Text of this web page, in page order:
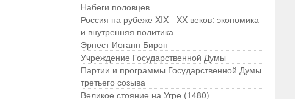
Набеги половцев
Россия на рубеже XIX - XX веков: экономика
и внутренняя политика
Эрнест Иоганн Бирон
Учреждение Государственной Думы
Партии и программы Государственной Думы
третьего созыва
Великое стояние на Угре (1480)